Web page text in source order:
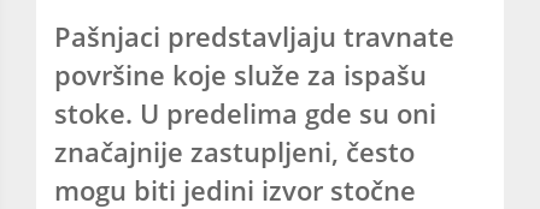
Pašnjaci predstavljaju travnate
površine koje služe za ispašu
stoke. U predelima gde su oni
značajnije zastupljeni, često
mogu biti jedini izvor stočne